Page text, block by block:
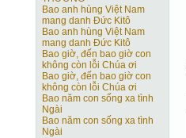
Bao anh hùng Việt Nam
mang danh Ðức Kitô
Bao anh hùng Việt Nam
mang danh Ðức Kitô
Bao giờ, đến bao giờ con
không còn lỗi Chúa ơi
Bao giờ, đến bao giờ con
không còn lỗi Chúa ơi
Bao năm con sống xa tình
Ngài
Bao năm con sống xa tình
Ngài